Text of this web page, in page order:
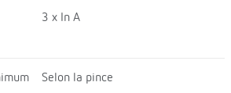
3 x In A
Selon la pince